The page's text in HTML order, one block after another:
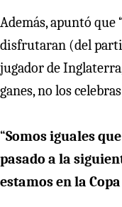
Además, apuntó que
disfrutaran (del
jugador de
ganes, no los
“Somos iguales
pasado a la
estamos en la